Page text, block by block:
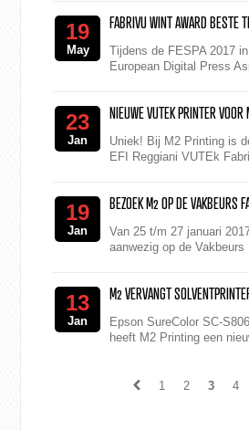
19
May
FABRIVU WINT AWARD BESTE
Tijdens de FESPA 2017
European Digital Press
23
Jan
NIEUWE VUTEK PRINTER VOOR
Uniek! Bij M2 Printing is
EFI Reggiani VUTEk
19
Jan
BEZOEK M2 OP DE VAKBEURS
Van 25 t/m 27 januari
aanwezig op de
13
Jan
M2 VERVANGT
Epson SureColor SC-
heeft M2 Printing een
1
2 3 4